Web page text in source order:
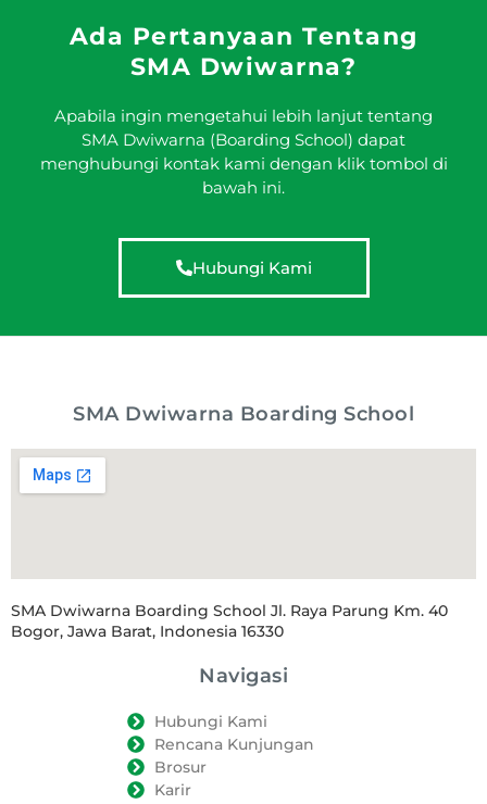
Ada Pertanyaan Tentang
SMA Dwiwarna?
Apabila ingin mengetahui lebih lanjut tentang
SMA Dwiwarna (Boarding School) dapat
menghubungi kontak kami dengan klik tombol di
bawah ini.
Hubungi Kami
SMA Dwiwarna Boarding School
SMA Dwiwarna Boarding School Jl. Raya Parung Km. 40
Bogor, Jawa Barat, Indonesia 16330
Navigasi
Hubungi Kami
Rencana Kunjungan
Brosur
Karir